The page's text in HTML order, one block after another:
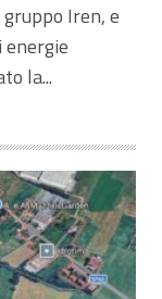
Iren, e
la...